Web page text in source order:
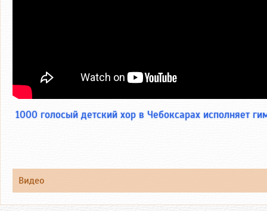
1000 голосый детский хор в Чебоксарах исполняет
Видео